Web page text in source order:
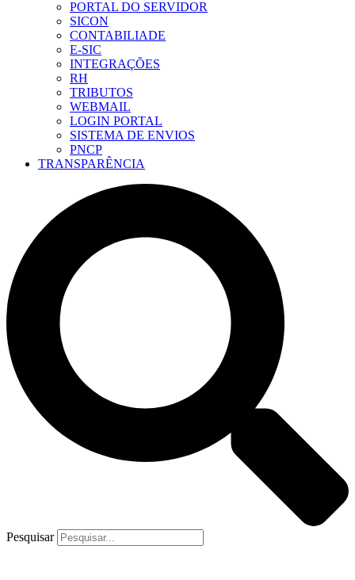
PORTAL DO SERVIDOR
SICON
CONTABILIADE
E-SIC
INTEGRAÇÕES
RH
TRIBUTOS
WEBMAIL
LOGIN PORTAL
SISTEMA DE ENVIOS
PNCP
TRANSPARÊNCIA
Pesquisar